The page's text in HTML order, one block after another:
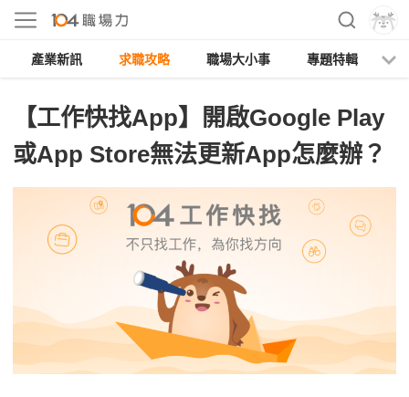
產業新訊 求職攻略 職場大小事 專題特輯
【工作快找App】開啟Google Play
或App Store無法更新App怎麼辦？